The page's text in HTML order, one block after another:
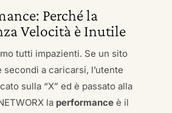
Perché la
Velocità è Inutile
tutti impazienti. Se un sito
a caricarsi, l’utente
sulla “X” ed è passato alla
la performanceè il